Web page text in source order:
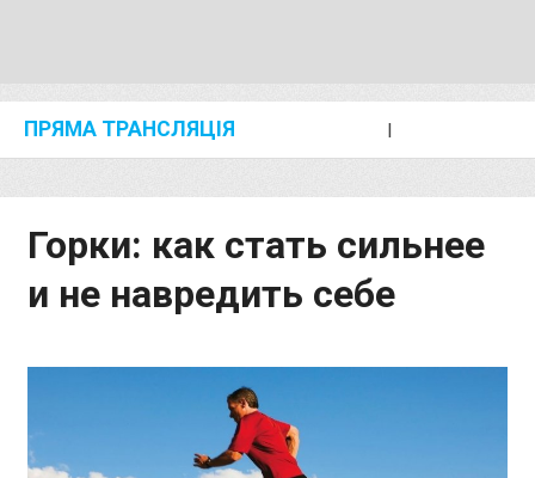
ПРЯМА ТРАНСЛЯЦІЯ I
Горки: как стать сильнее
и не навредить себе